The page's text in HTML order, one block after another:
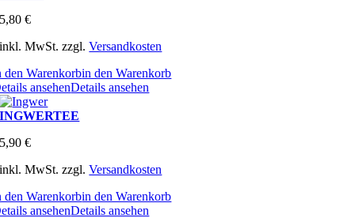
5,80€
inkl. MwSt. zzgl.Versandkosten
den Warenkorbin den Warenkorb
ansehenDetails ansehen
INGWERTEE
5,90€
inkl. MwSt. zzgl.Versandkosten
den Warenkorbin den Warenkorb
ansehenDetails ansehen